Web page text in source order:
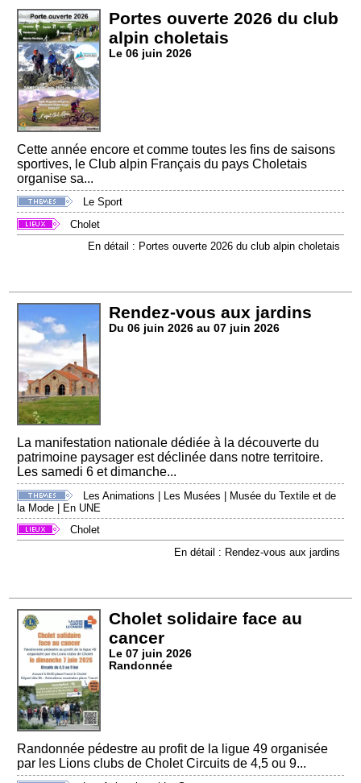
Portes ouverte 2026 du club
alpin choletais
Le 06 juin 2026
Cette année encore et comme toutes les fins de saisons
sportives, le Club alpin Français du pays Choletais
organise sa...
Le Sport
Cholet
En détail : Portes ouverte 2026 du club alpin choletais
Rendez-vous aux jardins
Du 06 juin 2026 au 07 juin 2026
La manifestation nationale dédiée à la découverte du
patrimoine paysager est déclinée dans notre territoire.
Les samedi 6 et dimanche...
Les Animations Les Musées
Musée du Textile et de
la Mode
En UNE
Cholet
En détail : Rendez-vous aux jardins
Cholet solidaire face au
cancer
Le 07 juin 2026
Randonnée
Randonnée pédestre au profit de la ligue 49 organisée
par les Lions clubs de Cholet Circuits de 4,5 ou 9...